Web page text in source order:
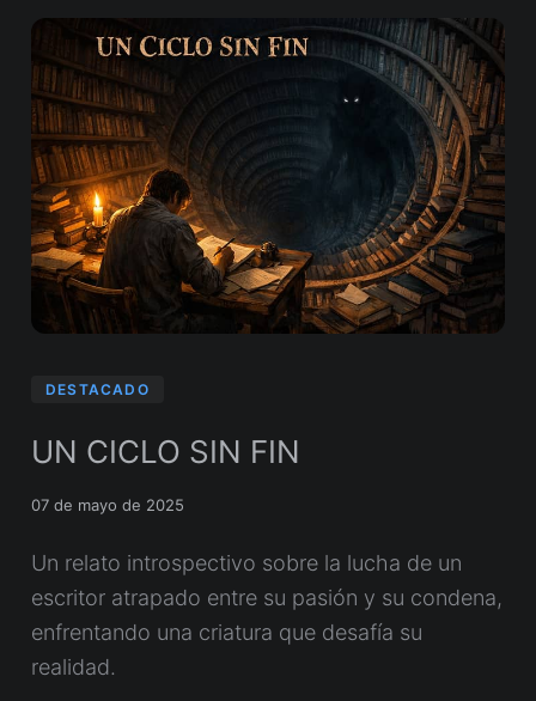
DESTACADO
UN CICLO SIN FIN
07 de mayo de 2025
Un relato introspectivo sobre la lucha de un
escritor atrapado entre su pasión y su condena,
enfrentando una criatura que desafía su
realidad.